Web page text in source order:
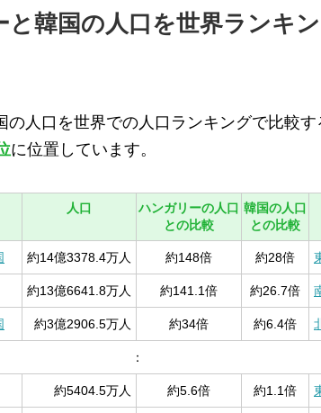
と韓国の人口を世界ランキ
の人口を世界での人口ランキングで比較す
に位置しています。
人口
ハンガリーの人口
との比較
韓国の人口
との比較
約14億3378.4万人 約148倍 約28倍
約13億6641.8万人 約141.1倍 約26.7倍
約3億2906.5万人 約34倍 約6.4倍
：
約5404.5万人 約5.6倍 約1.1倍